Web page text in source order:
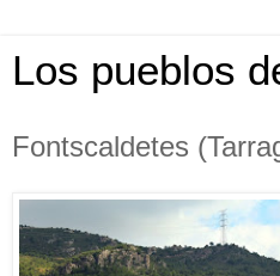
Los pueblos
Fontscaldetes